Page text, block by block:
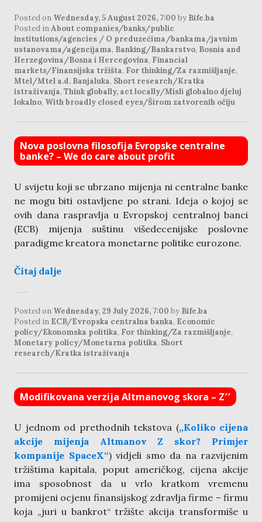
Posted on Wednesday, 5 August 2026, 7:00 by Bife.ba
Posted inAbout companies/banks/public
institutions/agencies / O preduzećima/bankama/javnim
ustanovama/agencijama, Banking/Bankarstvo, Bosnia and
Herzegovina/Bosna i Hercegovina, Financial
markets/Finansijska tržišta, For thinking/Za razmišljanje,
Mtel/Mtel a.d. Banjaluka, Short research/Kratka
istraživanja, Think globally, act locally/Misli globalno djeluj
lokalno, With broadly closed eyes/Širom zatvorenih očiju
Nova poslovna filosofija Evropske centralne
banke? – We do care about profit
U svijetu koji se ubrzano mijenja ni centralne banke
ne mogu biti ostavljene po strani. Ideja o kojoj se
ovih dana raspravlja u Evropskoj centralnoj banci
(ECB) mijenja suštinu višedecenijske poslovne
paradigme kreatora monetarne politike eurozone.
Čitaj dalje
Posted on Wednesday, 29 July 2026, 7:00 by Bife.ba
Posted in ECB/Evropska centralna banka, Economic
policy/Ekonomska politika, For thinking/Za razmišljanje,
Monetary policy/Monetarna politika, Short
research/Kratka istraživanja
Modifikovana verzija Altmanovog skora – Z′′
U jednom od prethodnih tekstova („Koliko cijena
akcije mijenja Altmanov Z skor? Primjer
kompanije SpaceX“) vidjeli smo da na razvijenim
tržištima kapitala, poput američkog, cijena akcije
ima sposobnost da u vrlo kratkom vremenu
promijeni ocjenu finansijskog zdravlja firme – firmu
koja „juri u bankrot“ tržište akcija transformiše u